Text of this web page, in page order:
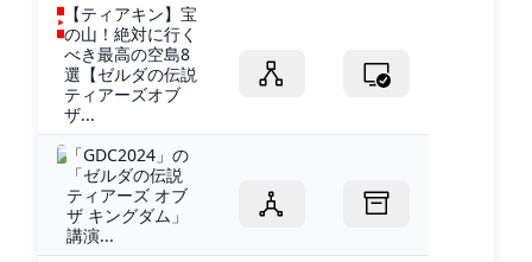
【ティアキン】宝
の山！絶対に行く
べき最高の空島8
選【ゼルダの伝説
ティアーズオブ
ザ...
「GDC2024」の
「ゼルダの伝説
ティアーズ オブ
ザ キングダム」
講演...